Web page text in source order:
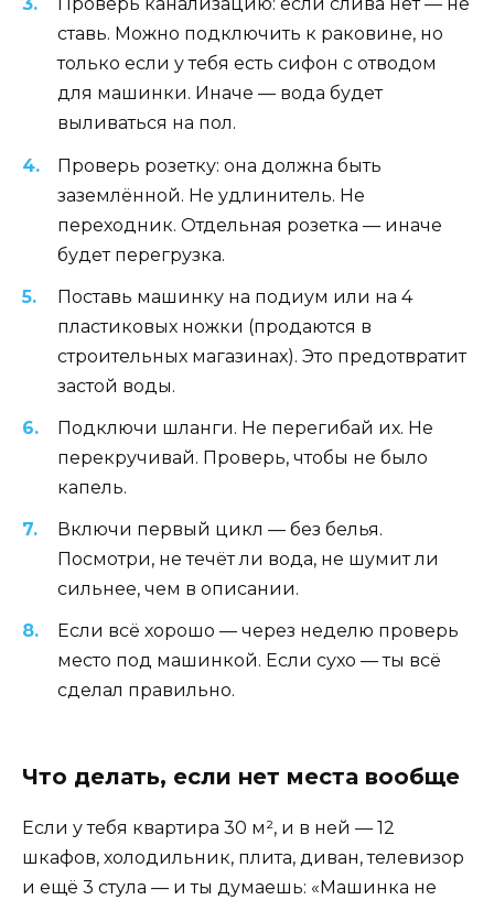
Проверь канализацию: если слива нет — не
ставь. Можно подключить к раковине, но
только если у тебя есть сифон с отводом
для машинки. Иначе — вода будет
выливаться на пол.
Проверь розетку: она должна быть
заземлённой. Не удлинитель. Не
переходник. Отдельная розетка — иначе
будет перегрузка.
Поставь машинку на подиум или на 4
пластиковых ножки (продаются в
строительных магазинах). Это предотвратит
застой воды.
Подключи шланги. Не перегибай их. Не
перекручивай. Проверь, чтобы не было
капель.
Включи первый цикл — без белья.
Посмотри, не течёт ли вода, не шумит ли
сильнее, чем в описании.
Если всё хорошо — через неделю проверь
место под машинкой. Если сухо — ты всё
сделал правильно.
Что делать, если нет места вообще
Если у тебя квартира 30 м², и в ней — 12
шкафов, холодильник, плита, диван, телевизор
и ещё 3 стула — и ты думаешь: «Машинка не